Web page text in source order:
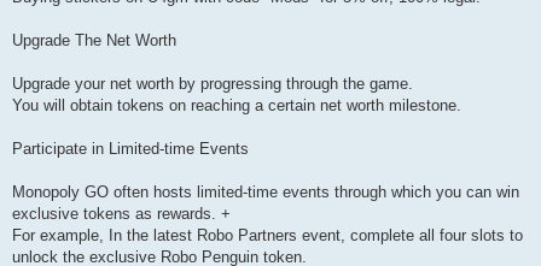
Upgrade The Net Worth
Upgrade your net worth by progressing through the game.
You will obtain tokens on reaching a certain net worth milestone.
Participate in Limited-time Events
Monopoly GO often hosts limited-time events through which you can win
exclusive tokens as rewards. +
For example, In the latest Robo Partners event, complete all four slots to
unlock the exclusive Robo Penguin token.